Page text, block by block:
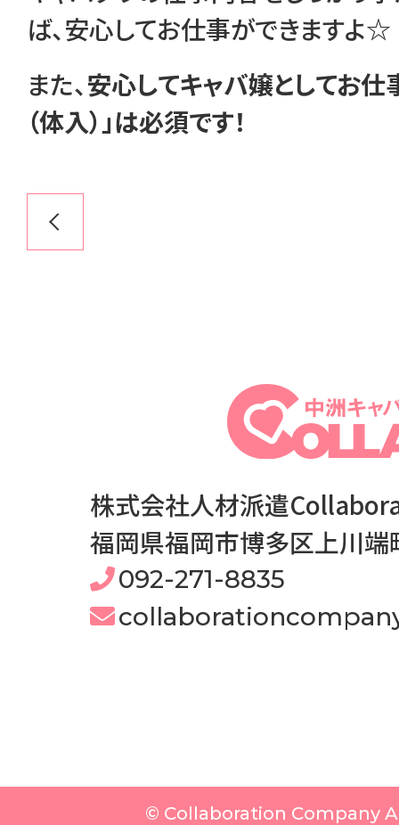
ば、安心してお仕事ができますよ☆
また、安心してキャバ嬢としてお
（体入）」は必須です！
株式会社人材派遣
福岡県福岡市博多区上川
092-271-8835
© Collaboration Company